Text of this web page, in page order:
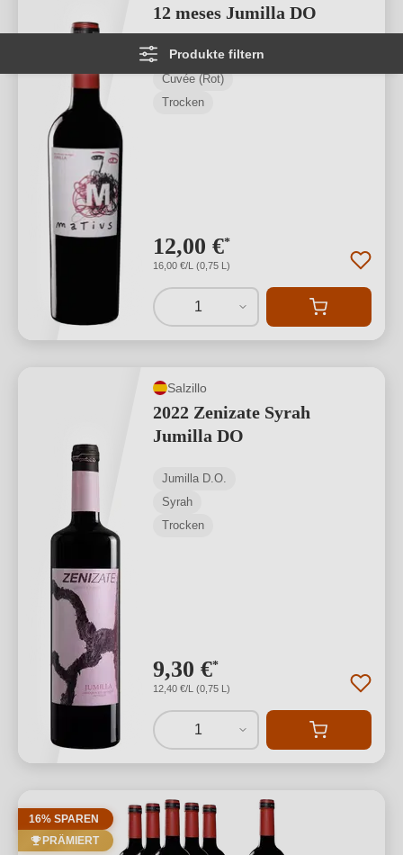
Produkte filtern
12 meses Jumilla DO
Jumilla D.O.
Cuvée (Rot)
Trocken
12,00 €*
16,00 €/L (0,75 L)
1
Salzillo
2022 Zenizate Syrah
Jumilla DO
Jumilla D.O.
Syrah
Trocken
9,30 €*
12,40 €/L (0,75 L)
1
16% SPAREN
PRÄMIERT